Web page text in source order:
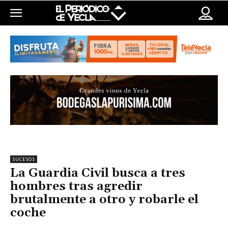
SUCESOS
La Guardia Civil busca a tres
hombres tras agredir
brutalmente a otro y robarle el
coche